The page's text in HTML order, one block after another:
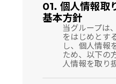
01. 個人情報取
基本方針
当グループは
をはじめとす
し、個人情報
ため、以下の
人情報を取り